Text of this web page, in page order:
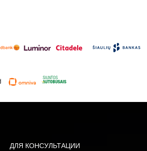
ДЛЯ КОНСУЛЬТАЦИИ